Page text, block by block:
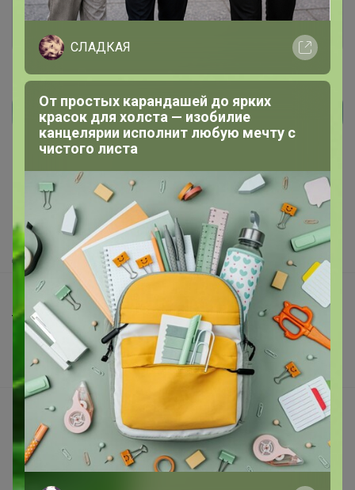
Войти Зарегистрироваться
Как здесь все устроено?
Как сделать заказ?
Как получить?
Доставка
Шоурумы
Торговые марки
Наша команда
В наличии
Подарочные сертификаты
Реклама на сайте
Поставщикам
Вакансии
СЛАДКАЯ
От простых карандашей до ярких
красок для холста — изобилие
канцелярии исполнит любую мечту с
чистого листа